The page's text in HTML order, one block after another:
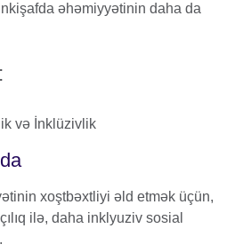
əhəmiyyətinin daha da
xoştbəxtliyi əld etmək üçün,
ilə, daha inklyuziv sosial